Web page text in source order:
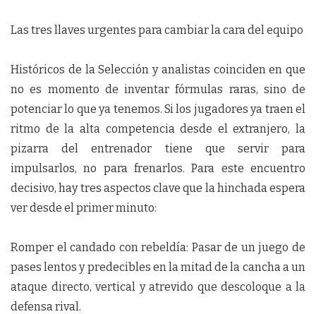
Las tres llaves urgentes para cambiar la cara del equipo
Históricos de la Selección y analistas coinciden en que
no es momento de inventar fórmulas raras, sino de
potenciar lo que ya tenemos. Si los jugadores ya traen el
ritmo de la alta competencia desde el extranjero, la
pizarra del entrenador tiene que servir para
impulsarlos, no para frenarlos. Para este encuentro
decisivo, hay tres aspectos clave que la hinchada espera
ver desde el primer minuto:
Romper el candado con rebeldía: Pasar de un juego de
pases lentos y predecibles en la mitad de la cancha a un
ataque directo, vertical y atrevido que descoloque a la
defensa rival.